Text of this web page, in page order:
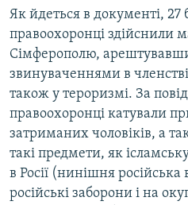
Як йдеться в документі, 27
правоохоронці здійснили
Сімферополю,
звинуваченнями в
також у тероризмі. За
правоохоронці катували
затриманих чоловіків, а
такі предмети, як
в Росії (нинішня
російські заборони і на